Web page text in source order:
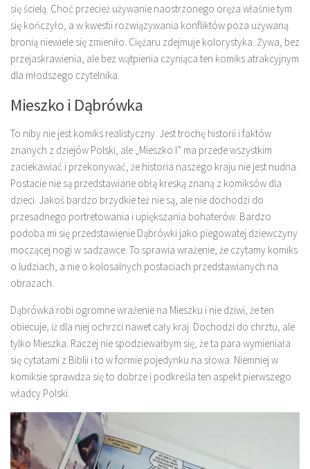
się ścielą. Choć przecież używanie naostrzonego oręża właśnie tym
się kończyło, a w kwestii rozwiązywania konfliktów poza używaną
bronią niewiele się zmieniło. Ciężaru zdejmuje kolorystyka. Żywa, bez
przejaskrawienia, ale bez wątpienia czyniąca ten komiks atrakcyjnym
dla młodszego czytelnika.
Mieszko i Dąbrówka
To niby nie jest komiks realistyczny. Jest trochę historii i faktów
znanych z dziejów Polski, ale „Mieszko I” ma przede wszystkim
zaciekawiać i przekonywać, że historia naszego kraju nie jest nudna.
Postacie nie są przedstawiane obłą kreską znaną z komiksów dla
dzieci. Jakoś bardzo brzydkie też nie są, ale nie dochodzi do
przesadnego portretowania i upiększania bohaterów. Bardzo
podoba mi się przedstawienie Dąbrówki jako piegowatej dziewczyny
moczącej nogi w sadzawce. To sprawia wrażenie, że czytamy komiks
o ludziach, a nie o kolosalnych postaciach przedstawianych na
obrazach.
Dąbrówka robi ogromne wrażenie na Mieszku i nie dziwi, że ten
obiecuje, iż dla niej ochrzci nawet cały kraj. Dochodzi do chrztu, ale
tylko Mieszka. Raczej nie spodziewałbym się, że ta para wymieniała
się cytatami z Biblii i to w formie pojedynku na słowa. Niemniej w
komiksie sprawdza się to dobrze i podkreśla ten aspekt pierwszego
władcy Polski.